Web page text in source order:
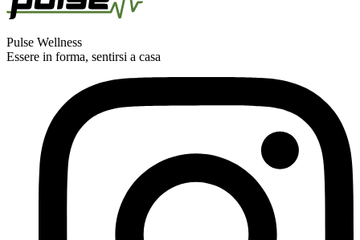
Pulse Wellness
Essere in forma, sentirsi a casa